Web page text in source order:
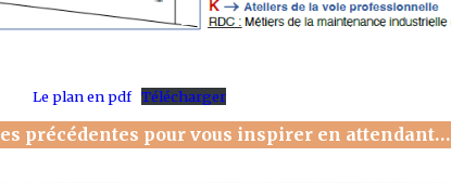
Le plan en pdf Télécharger
précédentes pour vous inspirer en attendant…